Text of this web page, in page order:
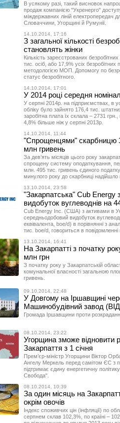
В усякому разі, такий висновок
продаж компанією "Укренерго"
міждержавних ліній електропередач
Словаччини, Угорщині й Румунії.
14.10.2014, 17:16
З загальної кількості
становлять жінки
Кількість зареєстрованих
тис. осіб, або 17,9% усіх безробітних
методологією МОП. Допомогу по
статус безробітного.
14.10.2014, 17:01
У 2014 році середня
У серпні 2014р. на підприємствах, в
обліку було зайнято 176,4 тис.
заробітна плата їх склала – 2731
4,8% більше ніж у серпні 2013р.
14.10.2014, 11:44
"Спрощенцями" скарбницю
млн гривень
За дев’ять місяців цього року
спрощену систему оподаткування,
млн. 495 тис. гривень єдиного
минулого року до скарбниці
13.10.2014, 23:58
"Закарпатська" Cub Energy
видобуток вуглеводнів на
Cub Energy Inc. (США) з активами в
середньодобовий видобуток
еквівалента, boe/d) в порівнянні з
тис. boe/d, говориться в повідомленні
13.10.2014, 16:41
На Закарпатті з початку
млн грн
З початку року у Закарпатській
комунальної власності загальною
гривень.
09.10.2014, 22:48
У Довгому на Іршавщині
Машинобудівний завод
Громада Іршавщини проти
08.10.2014, 23:22
Угорщина зможе відновити
Закарпаття з 1 січня
Прем’єр-міністр Угорщини Віктор
Ангелу Меркель перед самітом ЄС з
підтримає єдину енергетичну
Свобода".
08.10.2014, 10:39
За один місяць на
окрім овочів
Індекс споживчих цін (інфляції) по
серпнем склав 102,3%, по країні –